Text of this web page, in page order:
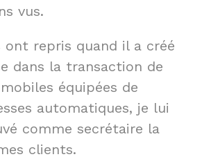
vus.
ont repris quand il a créé
dans la transaction de
équipées de
automatiques, je lui
comme secrétaire la
clients.